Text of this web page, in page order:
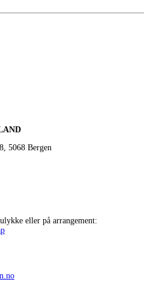
5068 Bergen
eller på arrangement: